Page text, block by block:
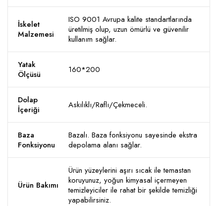
İskelet
Malzemesi
ISO 9001 Avrupa kalite standartlarında
üretilmiş olup, uzun ömürlü ve güvenilir
kullanım sağlar.
Yatak
Ölçüsü
160*200
Dolap
İçeriği
Askılıklı/Raflı/Çekmeceli.
Baza
Fonksiyonu
Bazalı. Baza fonksiyonu sayesinde ekstra
depolama alanı sağlar.
Ürün Bakımı
Ürün yüzeylerini aşırı sıcak ile temastan
koruyunuz, yoğun kimyasal içermeyen
temizleyiciler ile rahat bir şekilde temizliği
yapabilirsiniz.